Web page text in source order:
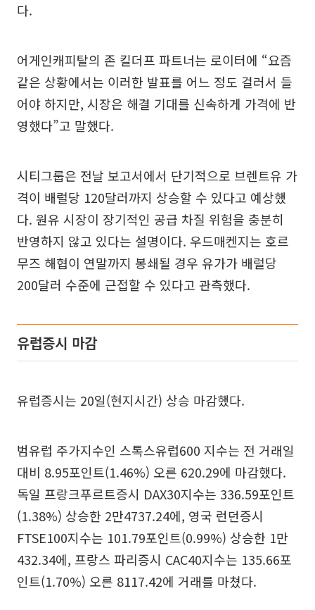
다.
어게인캐피탈의 존 킬더프 파트너는 로이터에 “요즘
같은 상황에서는 이러한 발표를 어느 정도 걸러서 들
어야 하지만, 시장은 해결 기대를 신속하게 가격에 반
영했다”고 말했다.
시티그룹은 전날 보고서에서 단기적으로 브렌트유 가
격이 배럴당 120달러까지 상승할 수 있다고 예상했
다. 원유 시장이 장기적인 공급 차질 위험을 충분히
반영하지 않고 있다는 설명이다. 우드매켄지는 호르
무즈 해협이 연말까지 봉쇄될 경우 유가가 배럴당
200달러 수준에 근접할 수 있다고 관측했다.
유럽증시 마감
유럽증시는 20일(현지시간) 상승 마감했다.
범유럽 주가지수인 스톡스유럽600 지수는 전 거래일
대비 8.95포인트(1.46%) 오른 620.29에 마감했다.
독일 프랑크푸르트증시 DAX30지수는 336.59포인트
(1.38%) 상승한 2만4737.24에, 영국 런던증시
FTSE100지수는 101.79포인트(0.99%) 상승한 1만
432.34에, 프랑스 파리증시 CAC40지수는 135.66포
인트(1.70%) 오른 8117.42에 거래를 마쳤다.